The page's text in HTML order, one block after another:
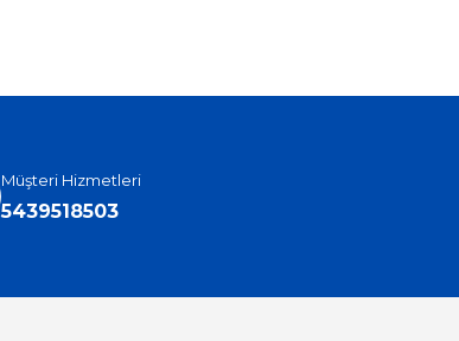
Müşteri Hizmetleri
5439518503